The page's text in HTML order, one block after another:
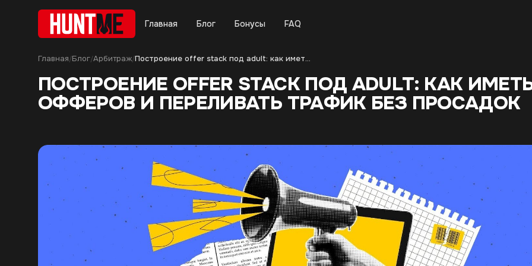
Главная Блог Бонусы FAQ
Главная/Блог/Арбитраж/ Построение offer stack под adult: как иметь 3–5 запасных офферов и переливать трафик без просадок
ПОСТРОЕНИЕ OFFER STACK ПОД ADULT: КАК
ОФФЕРОВ И ПЕРЕЛИВАТЬ ТРАФИК БЕЗ ПРОСАДОК